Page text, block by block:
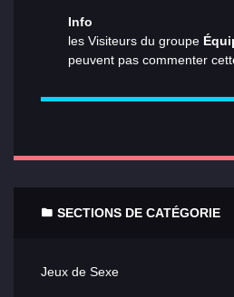
Info
les Visiteurs du groupe
peuvent pas commenter
SECTIONS DE CATÉGORIE
Jeux de Sexe